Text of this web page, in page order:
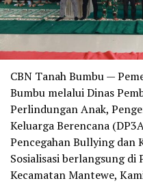
CBN Tanah Bumbu —
Bumbu melalui Dinas
Perlindungan Anak,
Keluarga Berencana
Pencegahan Bullying dan
Sosialisasi berlangsung
Kecamatan Mantewe,